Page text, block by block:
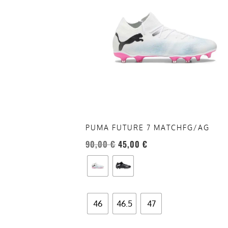
PUMA FUTURE 7 MATCHFG/AG
90,00€ 45,00 €
46 46.5 47
del
prodotto